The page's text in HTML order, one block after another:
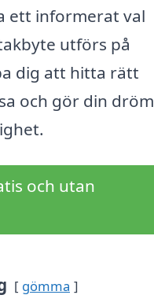
ett informerat val
utförs på
dig att hitta rätt
och gör din dröm
och utan
gömma